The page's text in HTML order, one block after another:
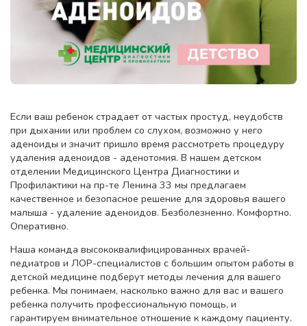
Если ваш ребенок страдает от частых простуд, неудобств
при дыхании или проблем со слухом, возможно у него
аденоиды и значит пришло время рассмотреть процедуру
удаления аденоидов - аденотомия. В нашем детском
отделении Медицинского Центра Диагностики и
Профилактики на пр-те Ленина 33 мы предлагаем
качественное и безопасное решение для здоровья вашего
малыша - удаление аденоидов. Безболезненно. Комфортно.
Оперативно.
Наша команда высококвалифицированных врачей-
педиатров и ЛОР-специалистов с большим опытом работы в
детской медицине подберут методы лечения для вашего
ребенка. Мы понимаем, насколько важно для вас и вашего
ребенка получить профессиональную помощь, и
гарантируем внимательное отношение к каждому пациенту.